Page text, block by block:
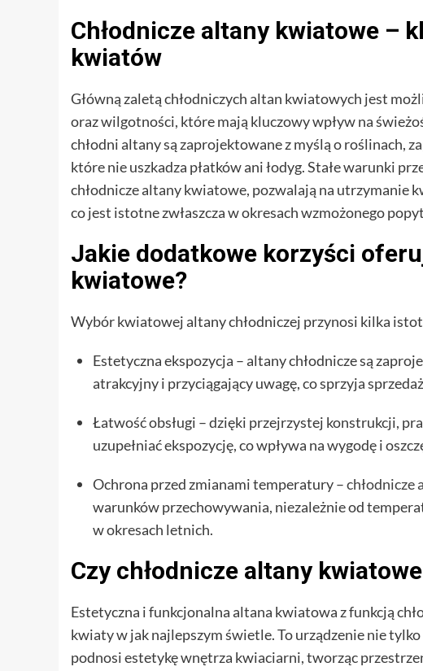
Chłodnicze altany kwiatowe –
kwiatów
Główną zaletą chłodniczych altan kwiatowych jest
oraz wilgotności, które mają kluczowy wpływ na
chłodni altany są zaprojektowane z myślą o roślinach,
które nie uszkadza płatków ani łodyg. Stałe warunki
chłodnicze altany kwiatowe, pozwalają na utrzymanie
co jest istotne zwłaszcza w okresach wzmożonego
Jakie dodatkowe korzyści
kwiatowe?
Wybór kwiatowej altany chłodniczej przynosi kilka
Estetyczna ekspozycja – altany chłodnicze są
atrakcyjny i przyciągający uwagę, co sprzyja
Łatwość obsługi – dzięki przejrzystej konstrukcji,
uzupełniać ekspozycję, co wpływa na wygodę i
Ochrona przed zmianami temperatury –chłodnicze
warunków przechowywania, niezależnie od
w okresach letnich.
Czy chłodnicze altany
Estetyczna i funkcjonalna altana kwiatowa z funkcją
kwiaty w jak najlepszym świetle. To urządzenie nie
podnosi estetykę wnętrza kwiaciarni, tworząc